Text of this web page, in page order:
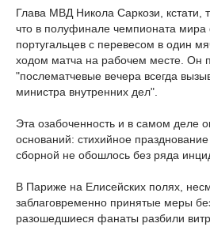
Глава МВД Никола Саркози, кстати,
что в полуфинале чемпионата
португальцев с перевесом в один
ходом матча на рабочем месте. Он
"послематчевые вечера всегда
министра внутренних дел".
Эта озабоченность и в самом деле
оснований: стихийное
сборной не обошлось без ряда
В Париже на Елисейских полях,
заблаговременно принятые меры
разошедшиеся фанаты разбили